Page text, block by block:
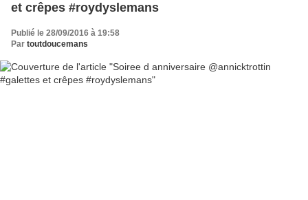
et crêpes #roydyslemans
Publié le 28/09/2016 à 19:58
Par toutdoucemans